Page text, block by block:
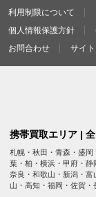
利用制限について
個人情報保護方針
お問合わせ
サイ
携帯買取エリア |
札幌・秋田・青森・盛
葉・柏・横浜・甲府・静
奈良・和歌山・新潟・
山・高知・福岡・佐賀